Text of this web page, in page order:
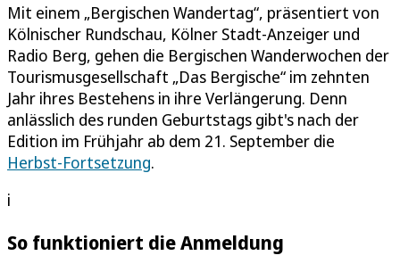
Mit einem „Bergischen Wandertag“, präsentiert von
Kölnischer Rundschau, Kölner Stadt-Anzeiger und
Radio Berg, gehen die Bergischen Wanderwochen der
Tourismusgesellschaft „Das Bergische“ im zehnten
Jahr ihres Bestehens in ihre Verlängerung. Denn
anlässlich des runden Geburtstags gibt's nach der
Edition im Frühjahr ab dem 21. September die
Herbst-Fortsetzung.
i
So funktioniert die Anmeldung